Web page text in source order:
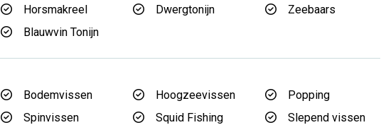
Horsmakreel
Dwergtonijn
Zeebaars
Blauwvin Tonijn
Bodemvissen Hoogzeevissen
Popping
Spinvissen
Squid Fishing
Slepend vissen